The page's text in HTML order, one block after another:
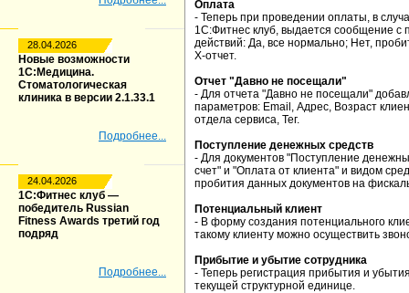
28.04.2026
Новые возможности
1С:Медицина.
Стоматологическая
клиника в версии 2.1.33.1
Подробнее...
24.04.2026
1С:Фитнес клуб —
победитель Russian
Fitness Awards третий год
подряд
Подробнее...
Оплата
- Теперь при проведении оплаты, в
1С:Фитнес клуб, выдается сообщение
действий: Да, все нормально; Нет,
Х-отчет.
Отчет "Давно не посещали"
- Для отчета "Давно не посещали"
параметров: Email, Адрес, Возраст
отдела сервиса, Тег.
Поступление денежных средств
- Для документов "Поступление
счет" и "Оплата от клиента" и видом
пробития данных документов на
Потенциальный клиент
- В форму создания потенциального
такому клиенту можно осуществить
Прибытие и убытие сотрудника
- Теперь регистрация прибытия и
текущей структурной единице.